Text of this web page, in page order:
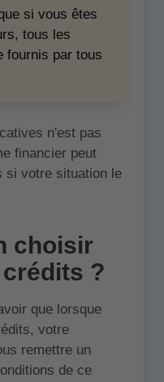
si vous êtes
tous les
fournis par tous
n'est pas
financier peut
si votre situation le
choisir
?
que lorsque
votre
remettre un
de ce